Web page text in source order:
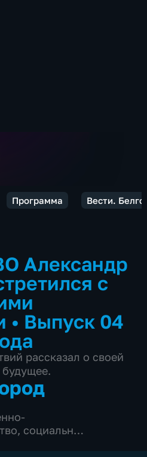
Программа Вести.
Александр
с
• Выпуск 04
рассказал о своей
, социально-